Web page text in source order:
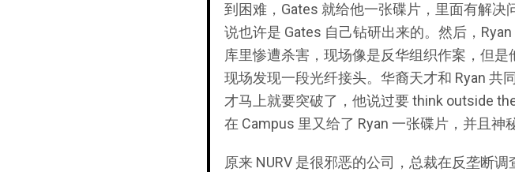
到困难，Gates 就给他一张碟片，里面有解决
说也许是 Gates 自己钻研出来的。然后，
库里惨遭杀害，现场像是反华组织作案，但
现场发现一段光纤接头。华裔天才和 Ryan 共
才马上就要突破了，他说过要 think outside
在 Campus 里又给了 Ryan 一张碟片，并且
原来 NURV 是很邪恶的公司，总裁在反垄断